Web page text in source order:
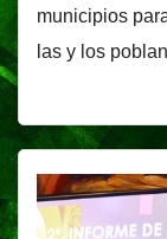
municipios
las y los